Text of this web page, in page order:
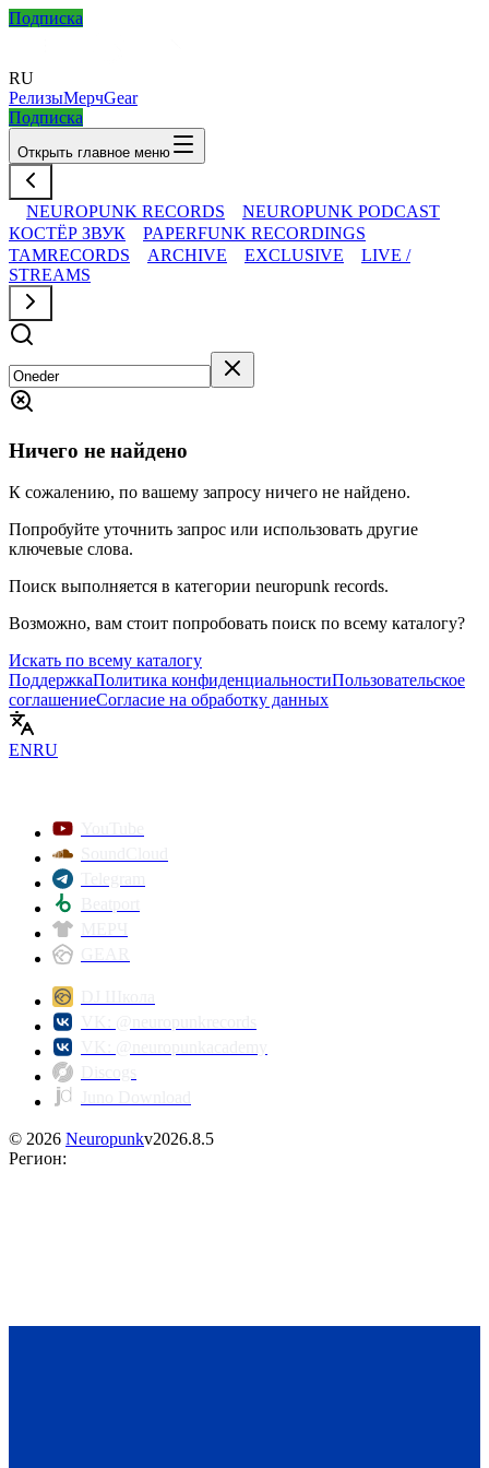
Подписка
RU
РелизыМерчGear
Подписка
Открыть главное меню
NEUROPUNK RECORDS
NEUROPUNK PODCAST
КОСТЁР ЗВУК
PAPERFUNK RECORDINGS
TAMRECORDS
ARCHIVE EXCLUSIVE
LIVE /
STREAMS
Ничего не найдено
К сожалению, по вашему запросу ничего не найдено.
Попробуйте уточнить запрос или использовать другие
ключевые слова.
Поиск выполняется в категории neuropunk records.
Возможно, вам стоит попробовать поиск по всему каталогу?
Искать по всему каталогу
ПоддержкаПолитика конфиденциальностиПользовательское
соглашениеСогласие на обработку данных
ENRU
© 2026 Neuropunkv2026.8.5
Регион: